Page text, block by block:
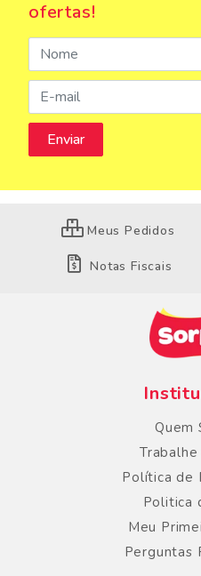
ofertas!
Meus Pedidos
Notas Fiscais
Quem
Trabalhe
Política de
Politica
Meu
Perguntas